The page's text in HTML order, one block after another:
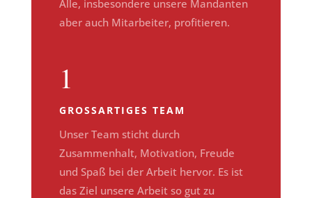
Alle, insbesondere unsere Mandanten
aber auch Mitarbeiter, profitieren.
1
GROSSARTIGES TEAM
Unser Team sticht durch
Zusammenhalt, Motivation, Freude
und Spaß bei der Arbeit hervor. Es ist
das Ziel unsere Arbeit so gut zu